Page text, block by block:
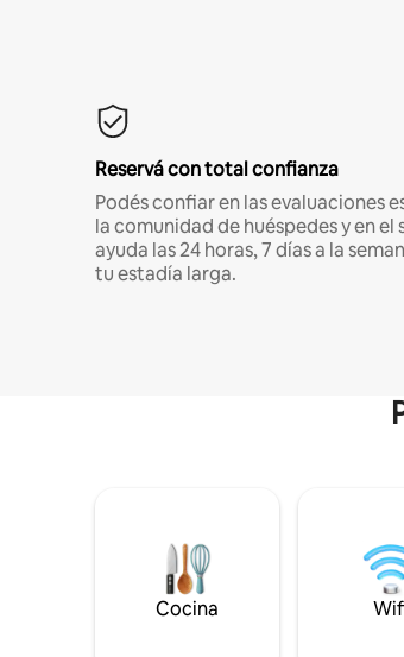
Reservá con total confianza
Podés confiar en las evaluaciones
la comunidad de huéspedes y en el
ayuda las 24 horas, 7 días a la
tu estadía larga.
Cocina